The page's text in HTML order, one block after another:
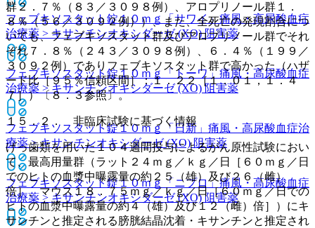
フェブキソスタット錠１０ｍｇ「サワイ」痛風・高尿酸血症
治療薬 > キサンチンオキシダーゼ (XO) 阻害薬
フェブキソスタット錠１０ｍｇ「トーワ」 痛風・高尿酸血症
治療薬 > キサンチンオキシダーゼ (XO) 阻害薬
フェブキソスタット錠１０ｍｇ「日新」 痛風・高尿酸血症治
療薬 > キサンチンオキシダーゼ (XO) 阻害薬
フェブキソスタット錠１０ｍｇ「ニプロ」痛風・高尿酸血症
治療薬 > キサンチンオキシダーゼ (XO) 阻害薬
群２．７％（８３／３０９８例）、アロプリノール群１．
８％（５６／３０９２例））、また、全死亡の発現割合につ
いても、フェブキソスタット群及びアロプリノール群でそれ
ぞれ７．８％（２４３／３０９８例）、６．４％（１９９／
３０９２例）でありフェブキソスタット群で高かった（ハザ
ード比［９５％信頼区間］：１．２２［１．０１，１．４
７］）〔８．３参照〕。
１５．２． 非臨床試験に基づく情報
げっ歯類を用いた１０４週間投与によるがん原性試験におい
て、最高用量群（ラット２４ｍｇ／ｋｇ／日［６０ｍｇ／日
でのヒトの血漿中曝露量の約２５（雄）及び２６（雌）
倍］、マウス１８．７５ｍｇ／ｋｇ／日［６０ｍｇ／日での
ヒトの血漿中曝露量の約４（雄）及び１２（雌）倍］）にキ
サンチンと推定される膀胱結晶沈着・キサンチンと推定され